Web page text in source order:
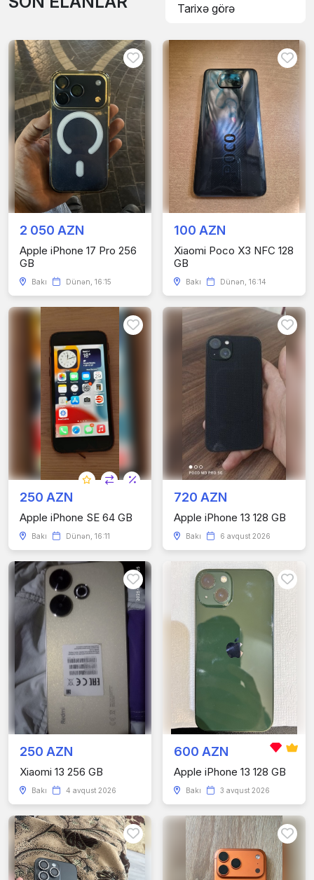
2 050 AZN
Apple iPhone 17 Pro 256
GB
Bakı Dünən, 16:15
100 AZN
Xiaomi Poco X3 NFC 128
GB
Bakı Dünən, 16:14
250 AZN
Apple iPhone SE 64 GB
Bakı Dünən, 16:11
720 AZN
Apple iPhone 13 128 GB
Bakı 6 avqust 2026
250 AZN
Xiaomi 13 256 GB
Bakı 4 avqust 2026
600 AZN
Apple iPhone 13 128 GB
Bakı 3 avqust 2026